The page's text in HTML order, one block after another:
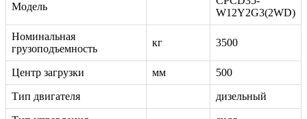
Модель
W12Y2G3(2WD)
Номинальная
грузоподъемность
кг 3500
Центр загрузки мм 500
Тип двигателя дизельный